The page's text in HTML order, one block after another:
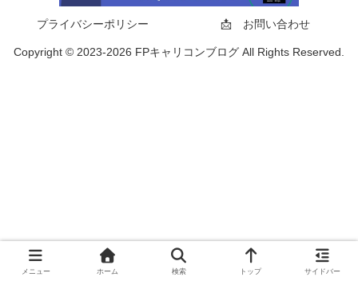
プライバシーポリシー 📩 お問い合わせ
Copyright © 2023-2026 FPキャリコンブログ All Rights Reserved.
メニュー ホーム 検索 トップ サイドバー